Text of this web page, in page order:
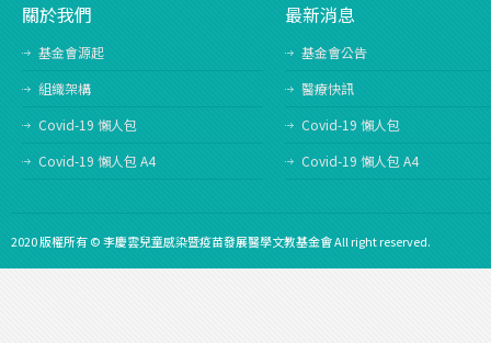
關於我們
基金會源起
組織架構
Covid-19 懶人包
Covid-19 懶人包 A4
最新消息
基金會公告
醫療快訊
Covid-19 懶人包
Covid-19 懶人包 A4
2020 版權所有 © 李慶雲兒童感染暨疫苗發展醫學文教基金會 All right reserved.